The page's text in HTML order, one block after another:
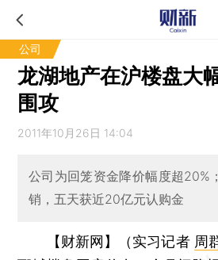
公司
龙湖地产在沪楼盘大
围攻
2011年10月26日 14:04
公司为回笼资金降价幅度超20%
销，五天获近20亿元认购金
【财新网】（实习记者 周